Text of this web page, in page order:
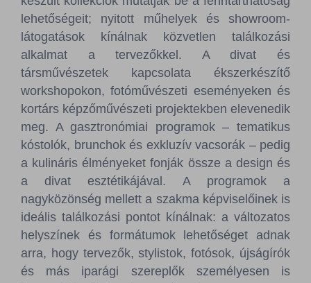
lehetőségeit; nyitott műhelyek és showroom-
látogatások kínálnak közvetlen találkozási
alkalmat a tervezőkkel. A divat és
társművészetek kapcsolata ékszerkészítő
workshopokon, fotóművészeti eseményeken és
kortárs képzőművészeti projektekben elevenedik
meg. A gasztronómiai programok – tematikus
kóstolók, brunchok és exkluzív vacsorák – pedig
a kulináris élményeket fonják össze a design és
a divat esztétikájával. A programok a
nagyközönség mellett a szakma képviselőinek is
ideális találkozási pontot kínálnak: a változatos
helyszínek és formátumok lehetőséget adnak
arra, hogy tervezők, stylistok, fotósok, újságírók
és más iparági szereplők személyesen is